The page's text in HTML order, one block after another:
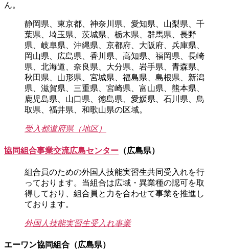
ん。
静岡県、東京都、神奈川県、愛知県、山梨県、千
葉県、埼玉県、茨城県、栃木県、群馬県、長野
県、岐阜県、沖縄県、京都府、大阪府、兵庫県、
岡山県、広島県、香川県、高知県、福岡県、長崎
県、北海道、奈良県、大分県、岩手県、青森県、
秋田県、山形県、宮城県、福島県、島根県、新潟
県、滋賀県、三重県、宮崎県、富山県、熊本県、
鹿児島県、山口県、徳島県、愛媛県、石川県、鳥
取県、福井県、和歌山県の区域。
受入都道府県（地区）
協同組合事業交流広島センター （広島県）
組合員のための外国人技能実習生共同受入れを行
っております。当組合は広域・異業種の認可を取
得しており、組合員と力を合わせて事業を推進し
ております。
外国人技能実習生受入れ事業
エーワン協同組合（広島県）